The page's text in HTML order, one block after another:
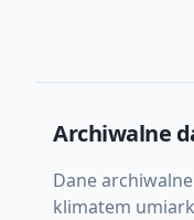
Archiwalne
Dane
klimatem